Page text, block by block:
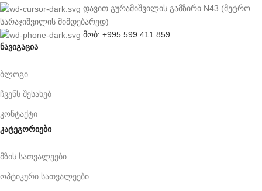
დავით გურამიშვილის გამზირი N43 (მეტრო
სარაჯიშვილის მიმდებარედ)
მობ: +995 599 411 859
ნავიგაცია
ბლოგი
ჩვენს შესახებ
კონტაქტი
კატეგორიები
მზის სათვალეები
ოპტიკური სათვალეები